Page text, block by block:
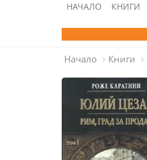
НАЧАЛО КНИГИ
Начало Книги